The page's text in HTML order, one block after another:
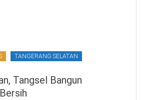
TANGERANG SELATAN
Tangsel Bangun